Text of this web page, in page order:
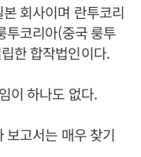
회사이며 란투코리
투코리아(중국 룽투
한 합작법인이다.
이 하나도 없다.
보고서는 매우 찾기